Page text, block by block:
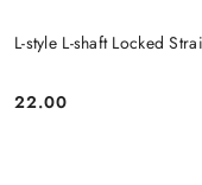
L-style L-shaft Locked
Cena:
22.00